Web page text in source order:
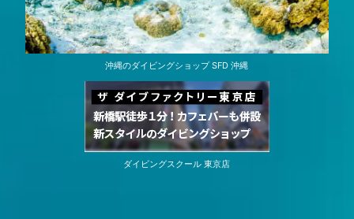
沖縄のダイビングショップ SFD 沖縄
ダイビングスクール 東京店